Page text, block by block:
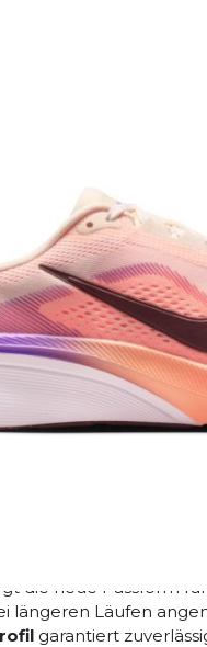
modernerDamen-
und dabei Komfort,
Serie zu den
mit einer
Laufgefühl – egal ob
steht die
Sie sorgt für eine
Jeder Schritt fühlt
die neue
die bisherige React-
Dämpfung.
nun eine noch
die neue Passform
längeren Läufen
garantiert